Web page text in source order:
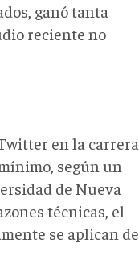
ganó tanta
reciente no
en la carrera
según un
de Nueva
técnicas, el
se aplican de